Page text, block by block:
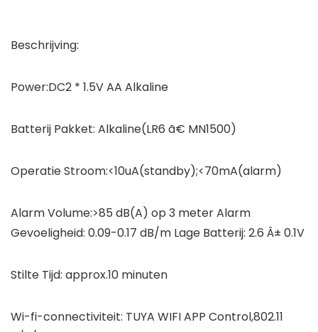
Beschrijving:
Power:DC2 * 1.5V AA Alkaline
Batterij Pakket: Alkaline(LR6 ã€ MN1500)
Operatie Stroom:<10uA(standby);<70mA(alarm)
Alarm Volume:>85 dB(A) op 3 meter Alarm
Gevoeligheid: 0.09-0.17 dB/m Lage Batterij: 2.6 Â± 0.1V
Stilte Tijd: approx.10 minuten
Wi-fi-connectiviteit: TUYA WIFI APP Control,802.11